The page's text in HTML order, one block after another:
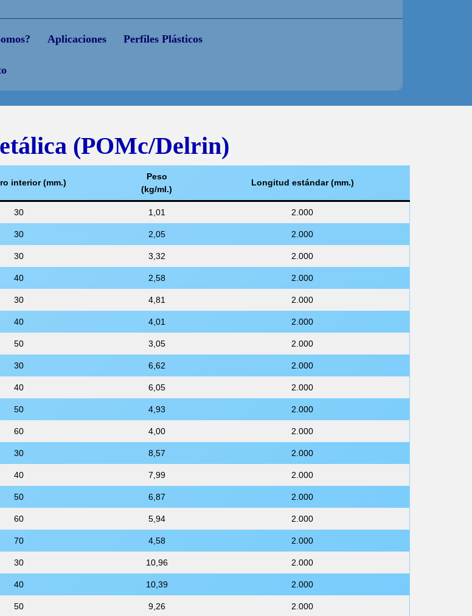
Aplicaciones Perfiles Plásticos
(POMc/Delrin)
interior (mm.)
Peso
(kg/ml.)
Longitud estándar (mm.)
30 1,01 2.000
30 2,05 2.000
30 3,32 2.000
40 2,58 2.000
30 4,81 2.000
40 4,01 2.000
50 3,05 2.000
30 6,62 2.000
40 6,05 2.000
50 4,93 2.000
60 4,00 2.000
30 8,57 2.000
40 7,99 2.000
50 6,87 2.000
60 5,94 2.000
70 4,58 2.000
30 10,96 2.000
40 10,39 2.000
50 9,26 2.000